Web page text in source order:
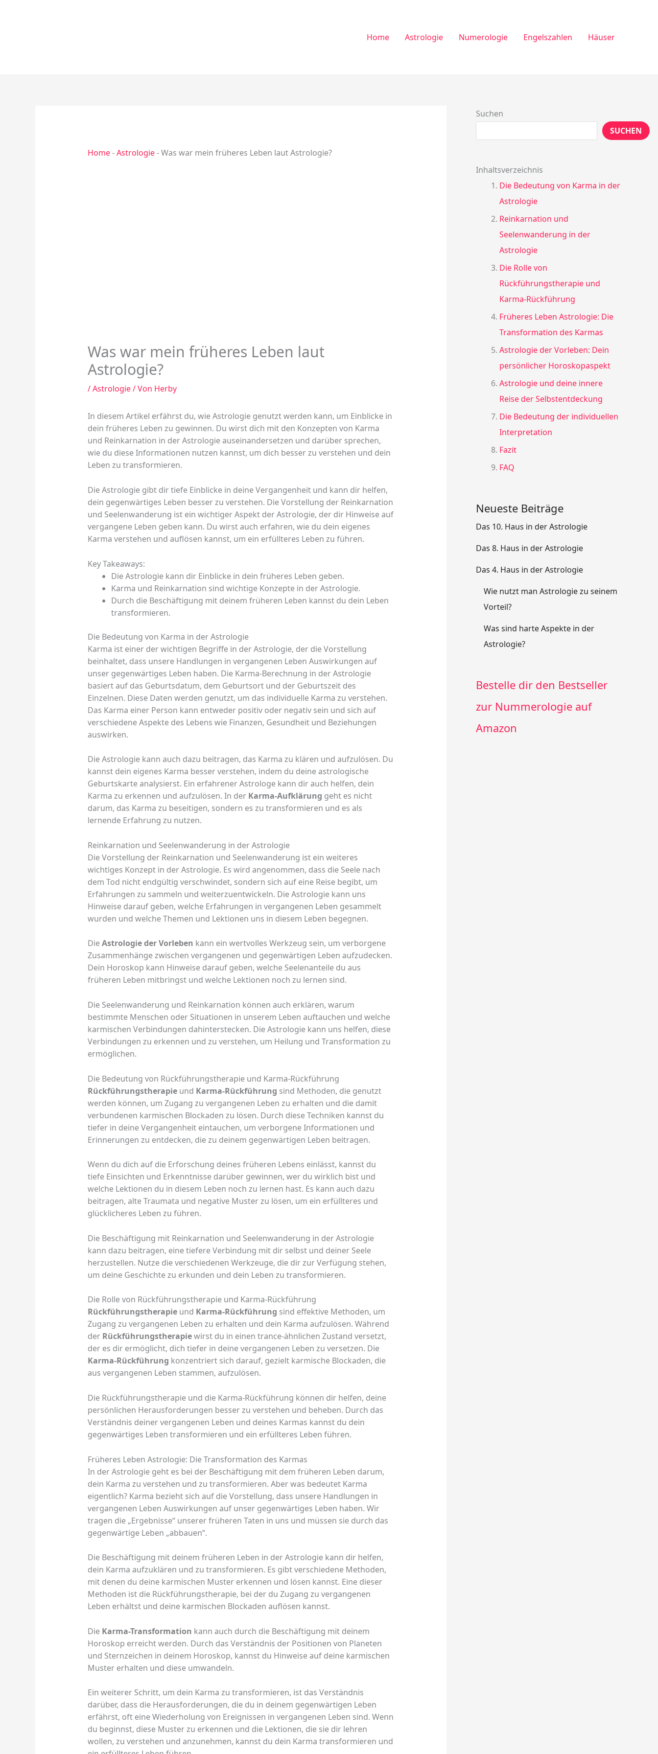
Home Astrologie Numerologie Engelszahlen Häuser
Home-Astrologie-Was war mein früheres Leben laut Astrologie?
Was war mein früheres Leben laut
Astrologie?
/Astrologie/ Von Herby
In diesem Artikel erfährst du, wie Astrologie genutzt werden kann, um Einblicke in
dein früheres Leben zu gewinnen. Du wirst dich mit den Konzepten von Karma
und Reinkarnation in der Astrologie auseinandersetzen und darüber sprechen,
wie du diese Informationen nutzen kannst, um dich besser zu verstehen und dein
Leben zu transformieren.
Die Astrologie gibt dir tiefe Einblicke in deine Vergangenheit und kann dir helfen,
dein gegenwärtiges Leben besser zu verstehen. Die Vorstellung der Reinkarnation
und Seelenwanderung ist ein wichtiger Aspekt der Astrologie, der dir Hinweise auf
vergangene Leben geben kann. Du wirst auch erfahren, wie du dein eigenes
Karma verstehen und auflösen kannst, um ein erfüllteres Leben zu führen.
Key Takeaways:
Die Astrologie kann dir Einblicke in dein früheres Leben geben.
Karma und Reinkarnation sind wichtige Konzepte in der Astrologie.
Durch die Beschäftigung mit deinem früheren Leben kannst du dein Leben
transformieren.
Die Bedeutung von Karma in der Astrologie
Karma ist einer der wichtigen Begriffe in der Astrologie, der die Vorstellung
beinhaltet, dass unsere Handlungen in vergangenen Leben Auswirkungen auf
unser gegenwärtiges Leben haben. Die Karma-Berechnung in der Astrologie
basiert auf das Geburtsdatum, dem Geburtsort und der Geburtszeit des
Einzelnen. Diese Daten werden genutzt, um das individuelle Karma zu verstehen.
Das Karma einer Person kann entweder positiv oder negativ sein und sich auf
verschiedene Aspekte des Lebens wie Finanzen, Gesundheit und Beziehungen
auswirken.
Die Astrologie kann auch dazu beitragen, das Karma zu klären und aufzulösen. Du
kannst dein eigenes Karma besser verstehen, indem du deine astrologische
Geburtskarte analysierst. Ein erfahrener Astrologe kann dir auch helfen, dein
Karma zu erkennen und aufzulösen. In der Karma-Aufklärung geht es nicht
darum, das Karma zu beseitigen, sondern es zu transformieren und es als
lernende Erfahrung zu nutzen.
Reinkarnation und Seelenwanderung in der Astrologie
Die Vorstellung der Reinkarnation und Seelenwanderung ist ein weiteres
wichtiges Konzept in der Astrologie. Es wird angenommen, dass die Seele nach
dem Tod nicht endgültig verschwindet, sondern sich auf eine Reise begibt, um
Erfahrungen zu sammeln und weiterzuentwickeln. Die Astrologie kann uns
Hinweise darauf geben, welche Erfahrungen in vergangenen Leben gesammelt
wurden und welche Themen und Lektionen uns in diesem Leben begegnen.
DieAstrologie der Vorleben kann ein wertvolles Werkzeug sein, um verborgene
Zusammenhänge zwischen vergangenen und gegenwärtigen Leben aufzudecken.
Dein Horoskop kann Hinweise darauf geben, welche Seelenanteile du aus
früheren Leben mitbringst und welche Lektionen noch zu lernen sind.
Die Seelenwanderung und Reinkarnation können auch erklären, warum
bestimmte Menschen oder Situationen in unserem Leben auftauchen und welche
karmischen Verbindungen dahinterstecken. Die Astrologie kann uns helfen, diese
Verbindungen zu erkennen und zu verstehen, um Heilung und Transformation zu
ermöglichen.
Die Bedeutung von Rückführungstherapie und Karma-Rückführung
Rückführungstherapieund Karma-Rückführung sind Methoden, die genutzt
werden können, um Zugang zu vergangenen Leben zu erhalten und die damit
verbundenen karmischen Blockaden zu lösen. Durch diese Techniken kannst du
tiefer in deine Vergangenheit eintauchen, um verborgene Informationen und
Erinnerungen zu entdecken, die zu deinem gegenwärtigen Leben beitragen.
Wenn du dich auf die Erforschung deines früheren Lebens einlässt, kannst du
tiefe Einsichten und Erkenntnisse darüber gewinnen, wer du wirklich bist und
welche Lektionen du in diesem Leben noch zu lernen hast. Es kann auch dazu
beitragen, alte Traumata und negative Muster zu lösen, um ein erfüllteres und
glücklicheres Leben zu führen.
Die Beschäftigung mit Reinkarnation und Seelenwanderung in der Astrologie
kann dazu beitragen, eine tiefere Verbindung mit dir selbst und deiner Seele
herzustellen. Nutze die verschiedenen Werkzeuge, die dir zur Verfügung stehen,
um deine Geschichte zu erkunden und dein Leben zu transformieren.
Die Rolle von Rückführungstherapie und Karma-Rückführung
Rückführungstherapieund Karma-Rückführung sind effektive Methoden, um
Zugang zu vergangenen Leben zu erhalten und dein Karma aufzulösen. Während
der Rückführungstherapiewirst du in einen trance-ähnlichen Zustand versetzt,
der es dir ermöglicht, dich tiefer in deine vergangenen Leben zu versetzen. Die
Karma-Rückführung konzentriert sich darauf, gezielt karmische Blockaden, die
aus vergangenen Leben stammen, aufzulösen.
Die Rückführungstherapie und die Karma-Rückführung können dir helfen, deine
persönlichen Herausforderungen besser zu verstehen und beheben. Durch das
Verständnis deiner vergangenen Leben und deines Karmas kannst du dein
gegenwärtiges Leben transformieren und ein erfüllteres Leben führen.
Früheres Leben Astrologie: Die Transformation des Karmas
In der Astrologie geht es bei der Beschäftigung mit dem früheren Leben darum,
dein Karma zu verstehen und zu transformieren. Aber was bedeutet Karma
eigentlich? Karma bezieht sich auf die Vorstellung, dass unsere Handlungen in
vergangenen Leben Auswirkungen auf unser gegenwärtiges Leben haben. Wir
tragen die „Ergebnisse“ unserer früheren Taten in uns und müssen sie durch das
gegenwärtige Leben „abbauen“.
Die Beschäftigung mit deinem früheren Leben in der Astrologie kann dir helfen,
dein Karma aufzuklären und zu transformieren. Es gibt verschiedene Methoden,
mit denen du deine karmischen Muster erkennen und lösen kannst. Eine dieser
Methoden ist die Rückführungstherapie, bei der du Zugang zu vergangenen
Leben erhältst und deine karmischen Blockaden auflösen kannst.
Die Karma-Transformation kann auch durch die Beschäftigung mit deinem
Horoskop erreicht werden. Durch das Verständnis der Positionen von Planeten
und Sternzeichen in deinem Horoskop, kannst du Hinweise auf deine karmischen
Muster erhalten und diese umwandeln.
Ein weiterer Schritt, um dein Karma zu transformieren, ist das Verständnis
darüber, dass die Herausforderungen, die du in deinem gegenwärtigen Leben
erfährst, oft eine Wiederholung von Ereignissen in vergangenen Leben sind. Wenn
du beginnst, diese Muster zu erkennen und die Lektionen, die sie dir lehren
wollen, zu verstehen und anzunehmen, kannst du dein Karma transformieren und
Suchen
SUCHEN
Inhaltsverzeichnis
Die Bedeutung von Karma in der
Astrologie
Reinkarnation und
Seelenwanderung in der
Astrologie
Die Rolle von
Rückführungstherapie und
Karma-Rückführung
Früheres Leben Astrologie: Die
Transformation des Karmas
Astrologie der Vorleben: Dein
persönlicher Horoskopaspekt
Astrologie und deine innere
Reise der Selbstentdeckung
Die Bedeutung der individuellen
Interpretation
Fazit
FAQ
Neueste Beiträge
Das 10. Haus in der Astrologie
Das 8. Haus in der Astrologie
Das 4. Haus in der Astrologie
Wie nutzt man Astrologie zu seinem
Vorteil?
Was sind harte Aspekte in der
Astrologie?
Bestelle dir den Bestseller
zur Nummerologie auf
Amazon